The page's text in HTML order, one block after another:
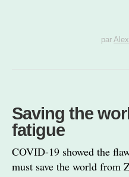
par Alex
Saving the
fatigue
COVID-19 showed the
must save the world from